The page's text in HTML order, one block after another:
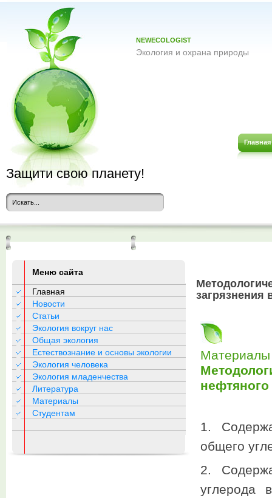
NEWECOLOGIST
Экология и охрана природы
Главная
Защити свою планету!
Меню сайта
Главная
Новости
Статьи
Экология вокруг нас
Общая экология
Естествознание и основы экологии
Экология человека
Экология младенчества
Литература
Материалы
Студентам
загрязнения
Материалы
1.
общего
2.
углерода